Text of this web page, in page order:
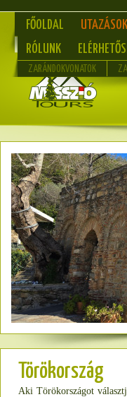
FŐOLDAL UTAZÁSOK
RÓLUNK
ZARÁNDOKVONATOK
Törökország
Aki Törökországot